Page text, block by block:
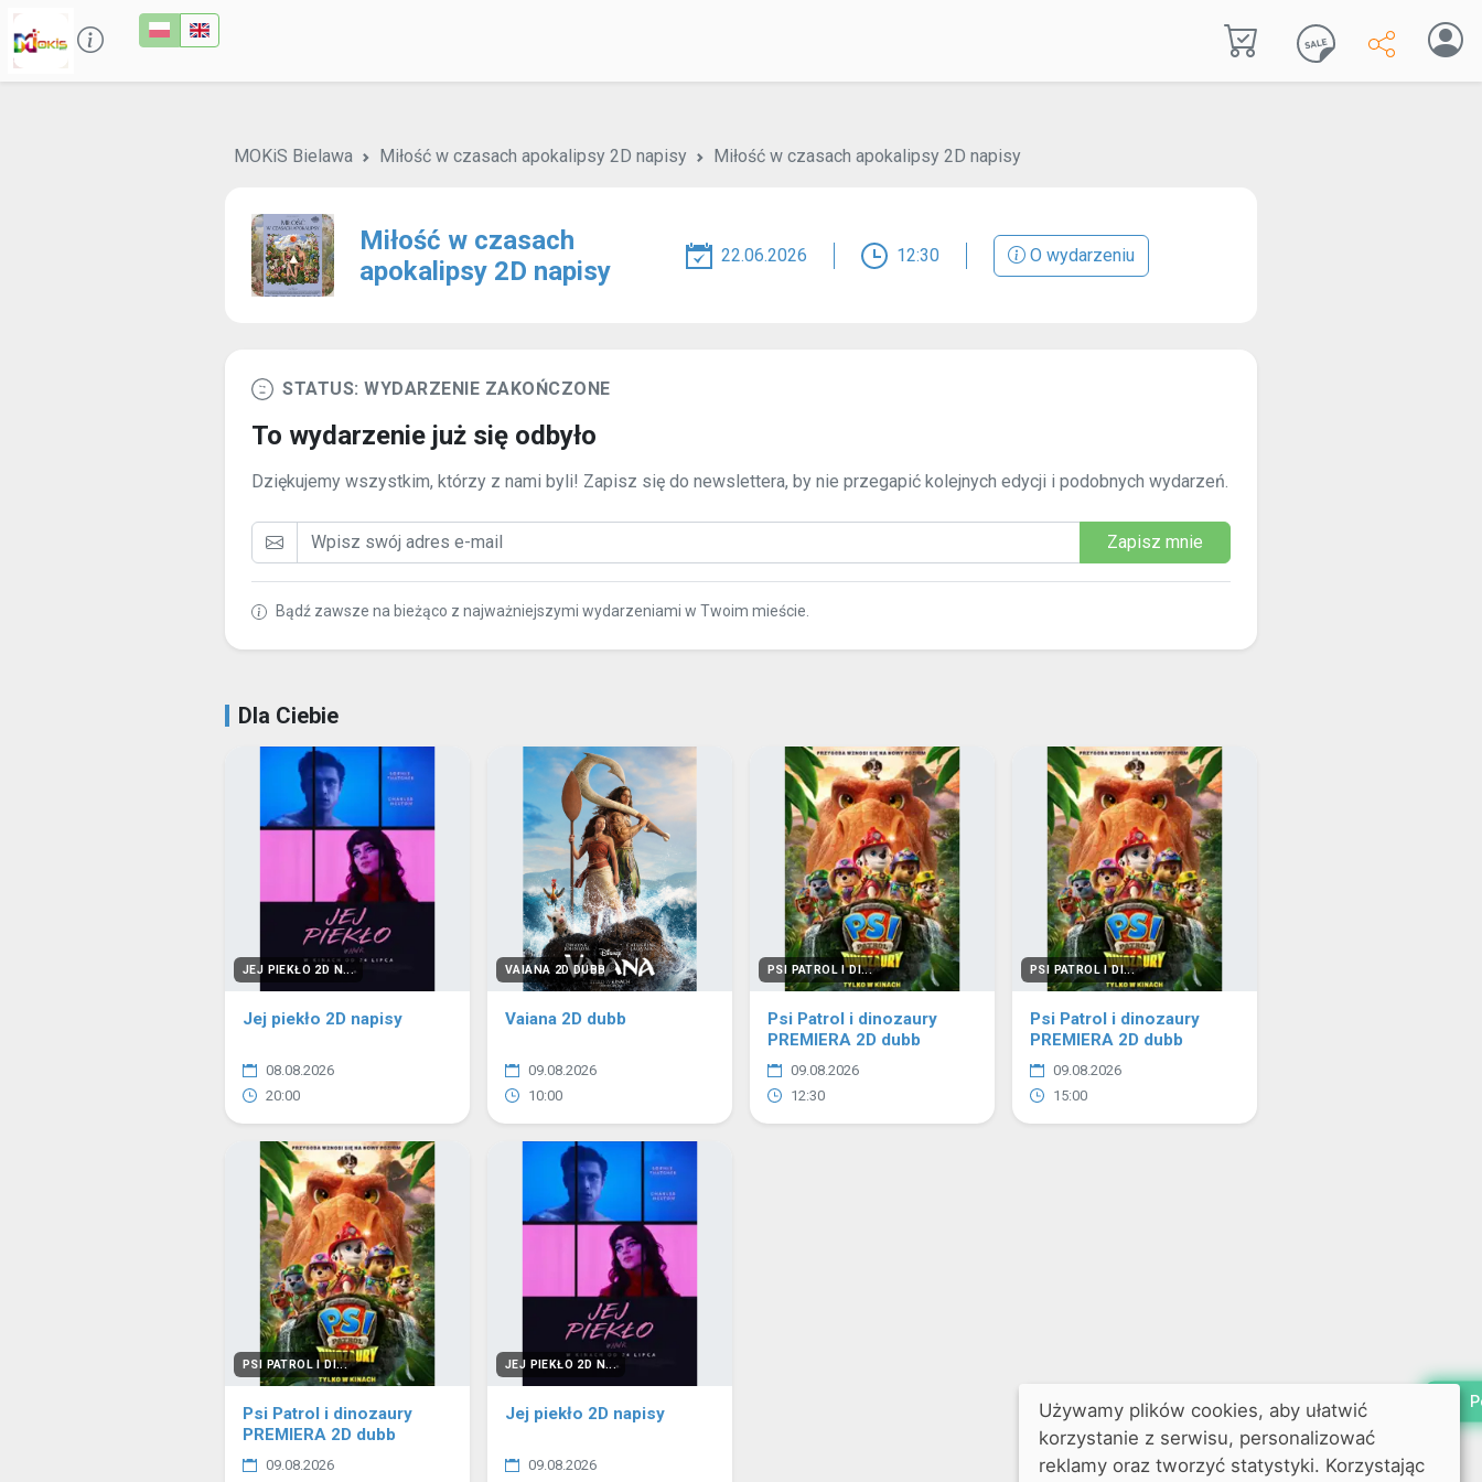
MOKiS Bielawa Miłość w czasach apokalipsy 2D napisy Miłość w czasach apokalipsy 2D napisy
Miłość w czasach
apokalipsy 2D napisy
22.06.2026 12:30 O wydarzeniu
STATUS: WYDARZENIE ZAKOŃCZONE
To wydarzenie już się odbyło
Dziękujemy wszystkim, którzy z nami byli! Zapisz się do newslettera, by nie przegapić kolejnych edycji i podobnych wydarzeń.
Zapisz mnie
Bądź zawsze na bieżąco z najważniejszymi wydarzeniami w Twoim mieście.
Dla Ciebie
JEJ PIEKŁO 2D N...
Jej piekło 2D napisy
08.08.2026
20:00
VAIANA 2D DUBB
Vaiana 2D dubb
09.08.2026
10:00
PSI PATROL I DI...
Psi Patrol i dinozaury
PREMIERA 2D dubb
09.08.2026
12:30
PSI PATROL I DI...
Psi Patrol i dinozaury
PREMIERA 2D dubb
09.08.2026
15:00
PSI PATROL I DI...
Psi Patrol i dinozaury
PREMIERA 2D dubb
09.08.2026
JEJ PIEKŁO 2D N...
Jej piekło 2D napisy
09.08.2026
Używamy plików cookies, aby ułatwić
korzystanie z serwisu, personalizować
reklamy oraz tworzyć statystyki. Korzystając